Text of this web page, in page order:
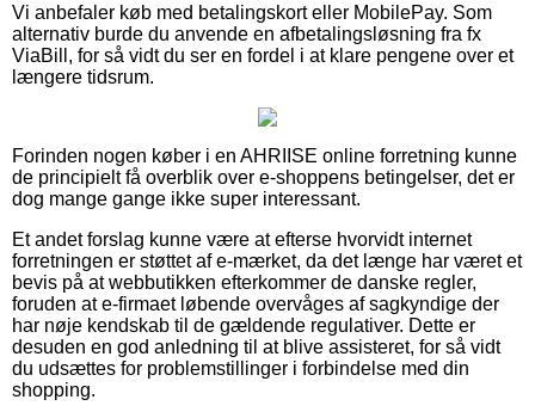
Vi anbefaler køb med betalingskort eller MobilePay. Som
alternativ burde du anvende en afbetalingsløsning fra fx
ViaBill, for så vidt du ser en fordel i at klare pengene over et
længere tidsrum.
Forinden nogen køber i en AHRIISE online forretning kunne
de principielt få overblik over e-shoppens betingelser, det er
dog mange gange ikke super interessant.
Et andet forslag kunne være at efterse hvorvidt internet
forretningen er støttet af e-mærket, da det længe har været et
bevis på at webbutikken efterkommer de danske regler,
foruden at e-firmaet løbende overvåges af sagkyndige der
har nøje kendskab til de gældende regulativer. Dette er
desuden en god anledning til at blive assisteret, for så vidt
du udsættes for problemstillinger i forbindelse med din
shopping.